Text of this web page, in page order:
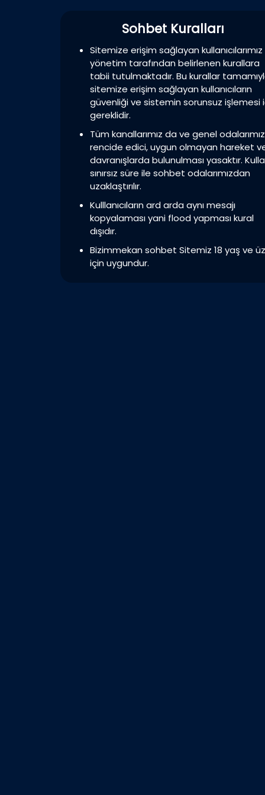
Sohbet Kuralları
Sitemize erişim sağlayan kullanıcılarımız
yönetim tarafından belirlenen kurallara
tabii tutulmaktadır. Bu kurallar
sitemize erişim sağlayan kullanıcıların
güvenliği ve sistemin sorunsuz işlemesi
gereklidir.
Tüm kanallarımız da ve genel
rencide edici, uygun olmayan hareket
davranışlarda bulunulması yasaktır.
sınırsız süre ile sohbet odalarımızdan
uzaklaştırılır.
Kulllanıcıların ard arda aynı mesajı
kopyalaması yani flood yapması kural
dışıdır.
Bizimmekan sohbet Sitemiz 18 yaş ve
için uygundur.